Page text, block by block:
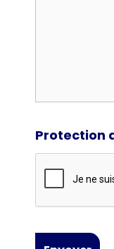
Protection